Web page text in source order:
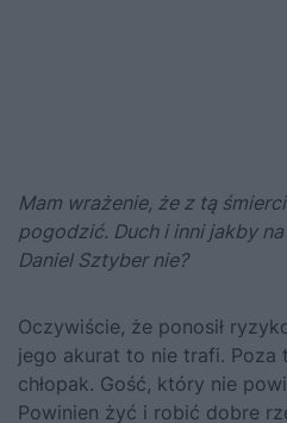
Mam wrażenie, że z tą
pogodzić. Duch i inni jakby
Daniel Sztyber nie?
Oczywiście, że ponosił
jego akurat to nie trafi. Poza
chłopak. Gość, który nie
Powinien żyć i robić dobre